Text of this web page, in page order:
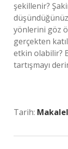
şekillenir?
yönlerini göz
gerçekten
etkin olabilir?
tartışmayı
Tarih: